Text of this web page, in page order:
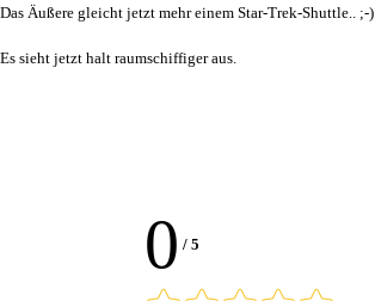
Das Äußere gleicht jetzt mehr einem Star-Trek-Shuttle.. ;-)
Es sieht jetzt halt raumschiffiger aus.
0 /5